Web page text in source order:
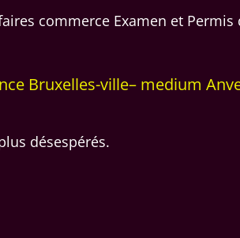
commerce Examen et Permis
Bruxelles-ville– medium
désespérés.